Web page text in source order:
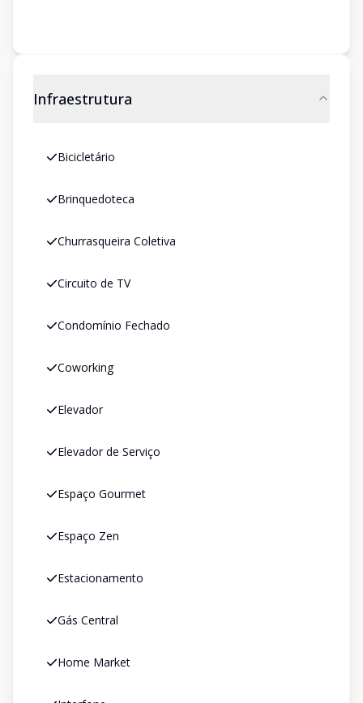
Infraestrutura
Bicicletário
Brinquedoteca
Churrasqueira Coletiva
Circuito de TV
Condomínio Fechado
Coworking
Elevador
Elevador de Serviço
Espaço Gourmet
Espaço Zen
Estacionamento
Gás Central
Home Market